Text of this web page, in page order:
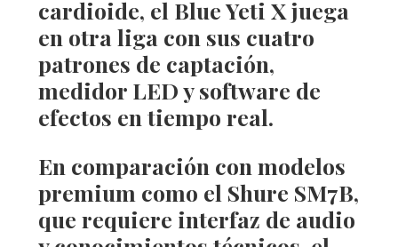
cardioide, el Blue Yeti Xjuega
en otra liga con sus cuatro
patrones de captación,
medidor LED y software de
efectos en tiempo real.
En comparación con modelos
premium como el Shure SM7B,
que requiere interfaz de audio